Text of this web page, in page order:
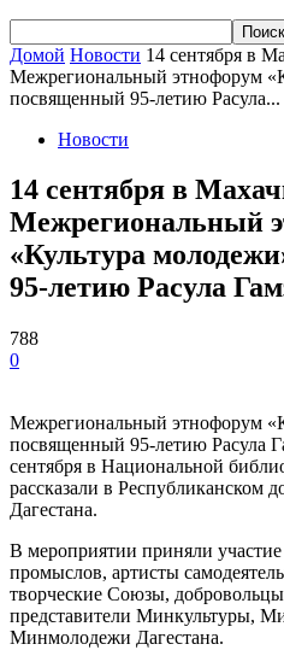
Домой Новости 14 сентября в
Межрегиональный этнофорум
посвященный 95-летию Расула...
Новости
14 сентября в
Межрегиональный
«Культура
95-летию Расула
788
0
Межрегиональный этнофорум
посвященный 95-летию Расула
сентября в Национальной
рассказали в Республиканском
Дагестана.
В мероприятии приняли
промыслов, артисты
творческие Союзы,
представители Минкультуры,
Минмолодежи Дагестана.